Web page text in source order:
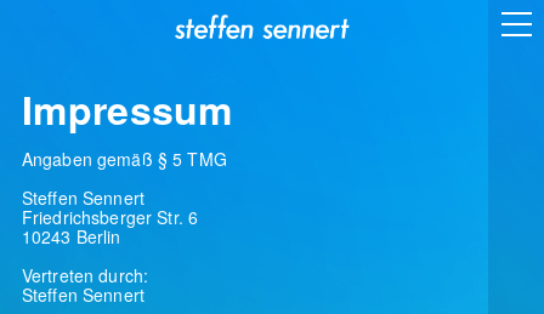
Impressum
Angaben gemäß § 5 TMG
Steffen Sennert
Friedrichsberger Str. 6
10243 Berlin
Vertreten durch:
Steffen Sennert